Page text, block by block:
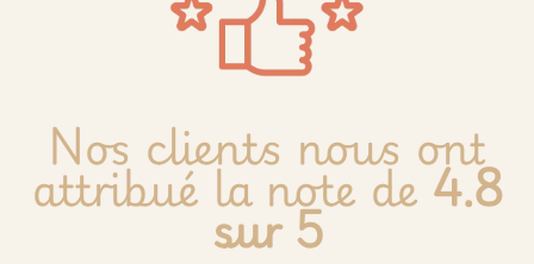
Nos clients nous ont
attribué la note de4.8
sur 5